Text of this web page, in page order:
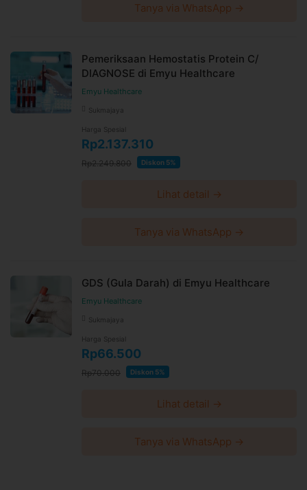
Tanya via WhatsApp →
Pemeriksaan Hemostatis Protein C/
DIAGNOSE di Emyu Healthcare
Emyu Healthcare
Sukmajaya
Harga Spesial
Rp2.137.310
Rp2.249.800 Diskon 5%
Lihat detail →
Tanya via WhatsApp →
GDS (Gula Darah) di Emyu Healthcare
Emyu Healthcare
Sukmajaya
Harga Spesial
Rp66.500
Rp70.000 Diskon 5%
Lihat detail →
Tanya via WhatsApp →